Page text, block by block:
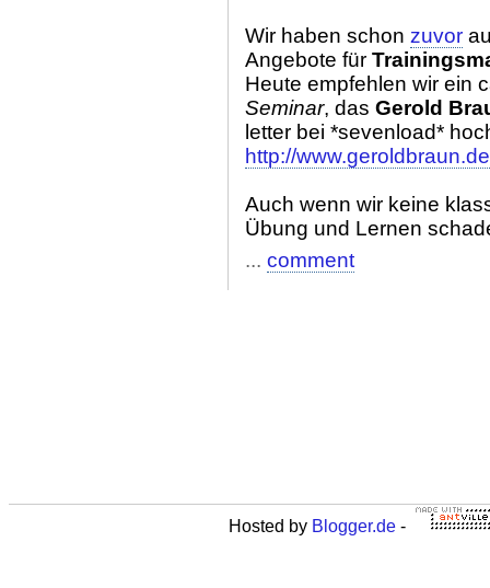
Wir haben schon zuvor
Angebote für
Heute empfehlen wir ein
Seminar, das Gerold
letter bei *sevenload*
http://
Auch wenn wir keine
Übung und Lernen
... comment
Hosted by Blogger.de-